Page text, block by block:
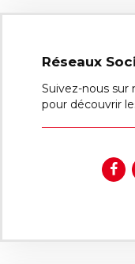
Réseaux
Suivez-nous sur
pour découvrir